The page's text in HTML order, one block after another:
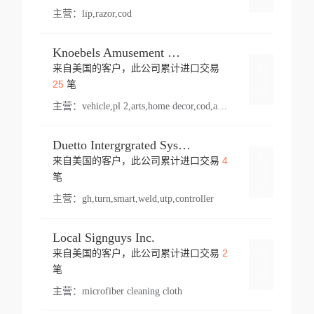
主营： lip,razor,cod
Knoebels Amusement Resort
来自美国的客户，此公司累计进口交易
25笔
主营： vehicle,pl 2,arts,home decor,cod,amusement ride,sea
Duetto Intergrgrated Systems Inc.
来自美国的客户，此公司累计进口交易 4
笔
主营： gh,turn,smart,weld,utp,controller
Local Signguys Inc.
来自美国的客户，此公司累计进口交易 2
笔
主营： microfiber cleaning cloth